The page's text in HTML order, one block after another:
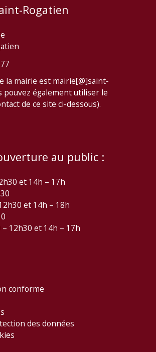
Rogatien
la mairie est mairie[@]saint-
pouvez également utiliser le
de ce site ci-dessous).
au public :
et 14h – 17h
et 14h – 18h
12h30 et 14h – 17h
conforme
des données